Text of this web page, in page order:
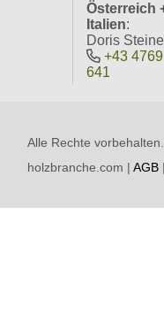
Österreich
Italien:
Doris
+43
641
Alle Rechte
holzbranche.com |AGB |